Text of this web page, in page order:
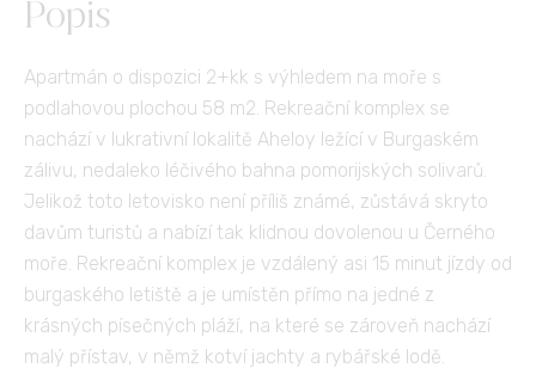
Popis
Apartmán o dispozici 2+kk s výhledem na moře s
podlahovou plochou 58 m2. Rekreační komplex se
nachází v lukrativní lokalitě Aheloy ležící v Burgaském
zálivu, nedaleko léčivého bahna pomorijských solivarů.
Jelikož toto letovisko není příliš známé, zůstává skryto
davům turistů a nabízí tak klidnou dovolenou u Černého
moře. Rekreační komplex je vzdálený asi 15 minut jízdy od
burgaského letiště a je umístěn přímo na jedné z
krásných písečných pláží, na které se zároveň nachází
malý přístav, v němž kotví jachty a rybářské lodě.